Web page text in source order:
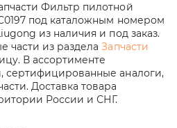
Фильтр пилотной
под каталожным номером
из наличия и под заказ.
части из разделаЗапчасти
В ассортименте
сертифицированные аналоги,
Доставка товара
России и СНГ.